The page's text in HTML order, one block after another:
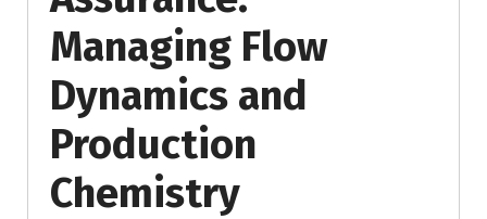
Managing Flow
Dynamics and
Production
Chemistry